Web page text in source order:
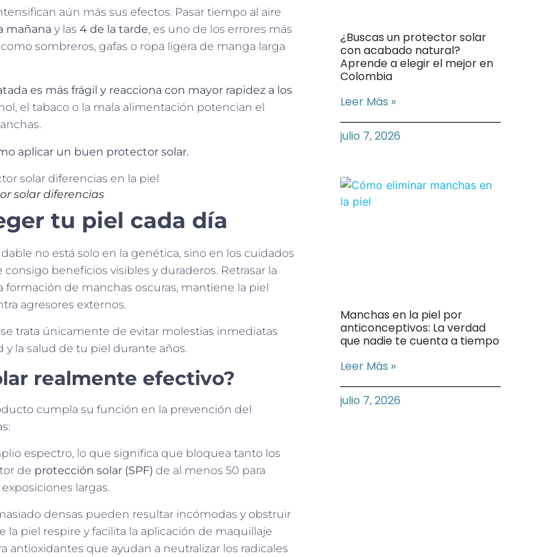
aún más sus efectos. Pasar tiempo al aire
mañana y las 4 de la tarde, es uno de los errores más
sombreros, gafas o ropa ligera de manga larga
es más frágil y reacciona con mayor rapidez a los
el tabaco o la mala alimentación potencian el
aplicar un buen protector solar.
solar diferencias
tu piel cada día
no está solo en la genética, sino en los cuidados
beneficios visibles y duraderos. Retrasar la
formación de manchas oscuras, mantiene la piel
agresores externos.
se trata únicamente de evitar molestias inmediatas
la salud de tu piel durante años.
realmente efectivo?
cumpla su función en la prevención del
espectro, lo que significa que bloquea tanto los
de protección solar (SPF) de al menos 50 para
largas.
densas pueden resultar incómodas y obstruir
piel respire y facilita la aplicación de maquillaje
que ayudan a neutralizar los radicales
¿Buscas un protector solar
con acabado natural?
Aprende a elegir el mejor en
Colombia
Leer Más »
julio 7, 2026
Manchas en la piel por
anticonceptivos: La verdad
que nadie te cuenta a tiempo
Leer Más »
julio 7, 2026